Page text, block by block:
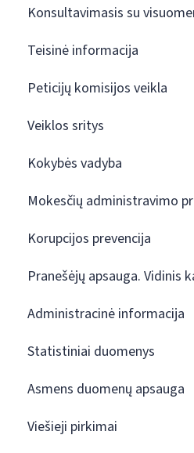
Konsultavimasis su
Teisinė informacija
Peticijų komisijos veikla
Veiklos sritys
Kokybės vadyba
Mokesčių administravimo
Korupcijos prevencija
Pranešėjų apsauga. Vidinis
Administracinė informacija
Statistiniai duomenys
Asmens duomenų apsauga
Viešieji pirkimai